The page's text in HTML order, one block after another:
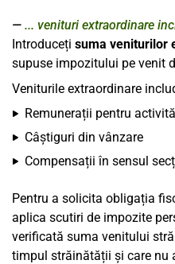
... venituri extraordinare
Introduceți suma veniturilor
supuse impozitului pe venit
Veniturile extraordinare
Remunerații pentru
Câștiguri din vânzare
Compensații în sensul
Pentru a solicita obligația
aplica scutiri de impozite
verificată suma venitului
timpul străinătății și care nu